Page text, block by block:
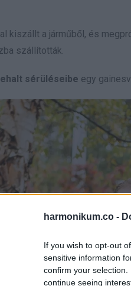
harmonikum.co -
If you wish to opt-out
sensitive information
confirm your
continue seeing
kiszállt a járműből, és
szállították.
sérüléseibe egy